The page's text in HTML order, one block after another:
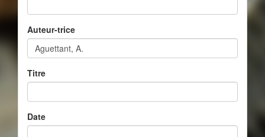
Auteur-trice
Titre
Date